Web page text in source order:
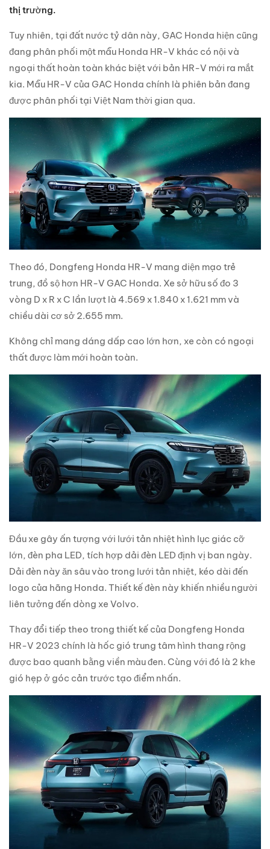
thị trường.
Tuy nhiên, tại đất nước tỷ dân này, GAC Honda hiện cũng
đang phân phối một mẫu Honda HR-V khác có nội và
ngoại thất hoàn toàn khác biệt với bản HR-V mới ra mắt
kia. Mẫu HR-V của GAC Honda chính là phiên bản đang
được phân phối tại Việt Nam thời gian qua.
Theo đó, Dongfeng Honda HR-V mang diện mạo trẻ
trung, đồ sộ hơn HR-V GAC Honda. Xe sở hữu số đo 3
vòng D x R x C lần lượt là 4.569 x 1.840 x 1.621 mm và
chiều dài cơ sở 2.655 mm.
Không chỉ mang dáng dấp cao lớn hơn, xe còn có ngoại
thất được làm mới hoàn toàn.
Đầu xe gây ấn tượng với lưới tản nhiệt hình lục giác cỡ
lớn, đèn pha LED, tích hợp dải đèn LED định vị ban ngày.
Dải đèn này ăn sâu vào trong lưới tản nhiệt, kéo dài đến
logo của hãng Honda. Thiết kế đèn này khiến nhiều người
liên tưởng đến dòng xe Volvo.
Thay đổi tiếp theo trong thiết kế của Dongfeng Honda
HR-V 2023 chính là hốc gió trung tâm hình thang rộng
được bao quanh bằng viền màu đen. Cùng với đó là 2 khe
gió hẹp ở góc cản trước tạo điểm nhấn.